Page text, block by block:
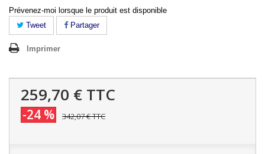
Prévenez-moi lorsque le produit est disponible
Tweet
Partager
Imprimer
259,70 € TTC
-24 % 342,07 €TTC